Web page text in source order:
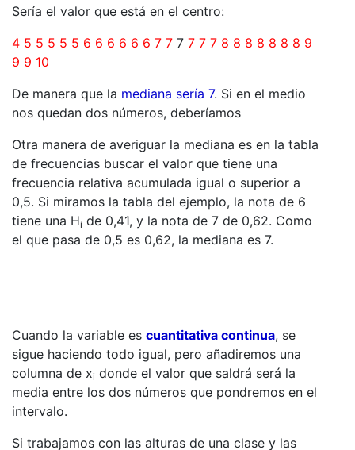
Sería el valor que está en el centro:
4 5 5 5 5 5 6 6 6 6 6 6 7 7 7 7 7 7 8 8 8 8 8 8 8 9
9 9 10
De manera que la mediana sería 7. Si en el medio
nos quedan dos números, deberíamos
Otra manera de averiguar la mediana es en la tabla
de frecuencias buscar el valor que tiene una
frecuencia relativa acumulada igual o superior a
0,5. Si miramos la tabla del ejemplo, la nota de 6
tiene una Hi de 0,41, y la nota de 7 de 0,62. Como
el que pasa de 0,5 es 0,62, la mediana es 7.
Cuando la variable es cuantitativa continua, se
sigue haciendo todo igual, pero añadiremos una
columna de xi donde el valor que saldrá será la
media entre los dos números que pondremos en el
intervalo.
Si trabajamos con las alturas de una clase y las